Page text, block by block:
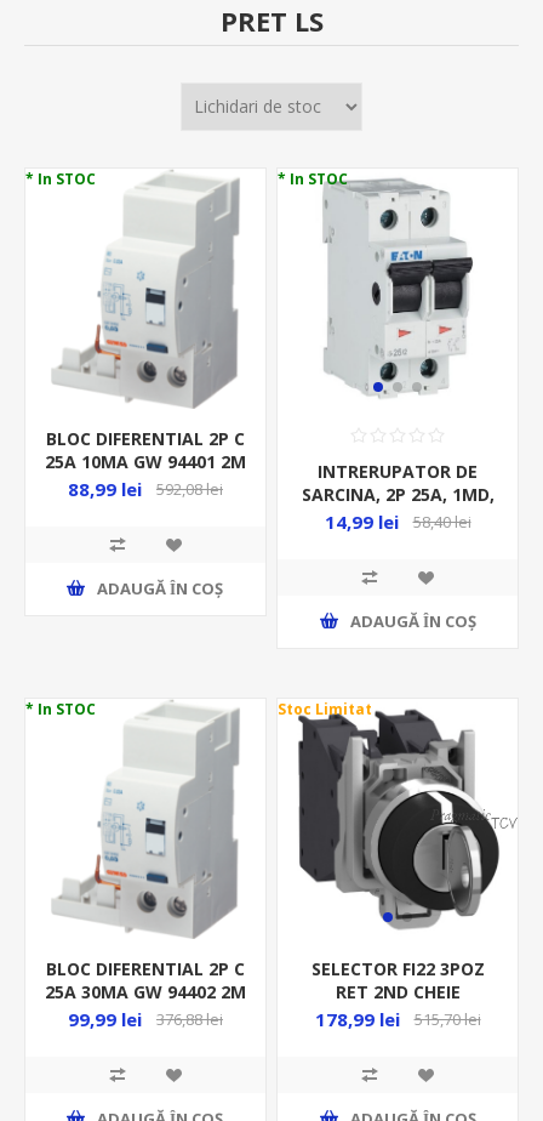
PRET LS
* In STOC
BLOC DIFERENTIAL 2P C
25A 10MA GW 94401 2M
88,99 lei 592,08 lei
ADAUGĂ ȊN COŞ
* In STOC
INTRERUPATOR DE
SARCINA, 2P 25A, 1MD,
240/415 VAC, PE SINA,
14,99 lei 58,40 lei
ADAUGĂ ȊN COŞ
* In STOC
BLOC DIFERENTIAL 2P C
25A 30MA GW 94402 2M
99,99 lei 376,88 lei
Stoc Limitat
SELECTOR FI22 3POZ
RET 2ND CHEIE
XB4BG03
178,99 lei 515,70 lei